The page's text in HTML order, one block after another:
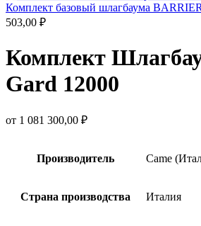
Комплект базовый шлагбаума
503,00 ₽
Комплект
Gard 12000
от 1 081 300,00 ₽
Производитель Came
Страна производства Италия